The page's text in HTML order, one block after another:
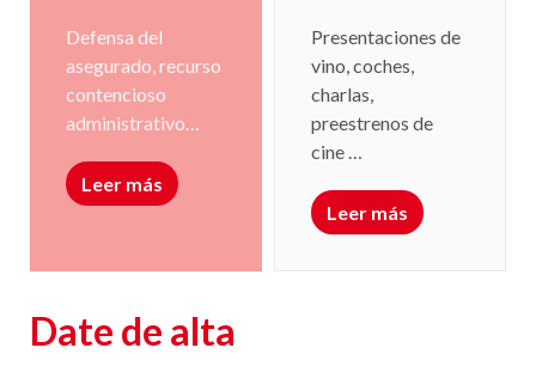
Defensa del
asegurado, recurso
contencioso
administrativo…
Leer más
Presentaciones de
vino, coches,
charlas,
preestrenos de
cine …
Leer más
Date de alta